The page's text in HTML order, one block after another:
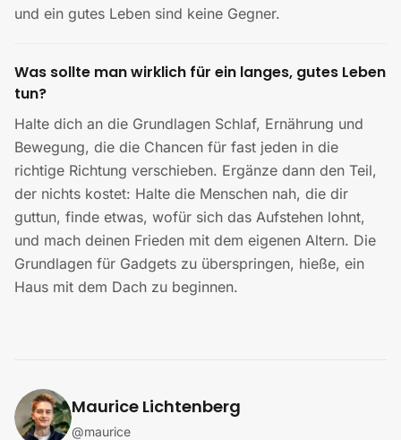
und ein gutes Leben sind keine Gegner.
Was sollte man wirklich für ein langes, gutes Leben
tun?
Halte dich an die Grundlagen Schlaf, Ernährung und
Bewegung, die die Chancen für fast jeden in die
richtige Richtung verschieben. Ergänze dann den Teil,
der nichts kostet: Halte die Menschen nah, die dir
guttun, finde etwas, wofür sich das Aufstehen lohnt,
und mach deinen Frieden mit dem eigenen Altern. Die
Grundlagen für Gadgets zu überspringen, hieße, ein
Haus mit dem Dach zu beginnen.
Maurice Lichtenberg
@maurice